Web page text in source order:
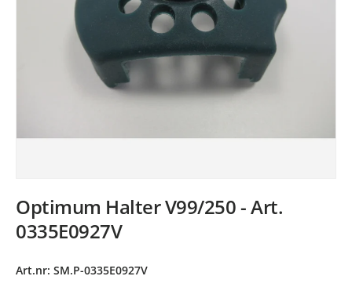
Optimum Halter V99/250 - Art.
0335E0927V
Art.nr: SM.P-0335E0927V